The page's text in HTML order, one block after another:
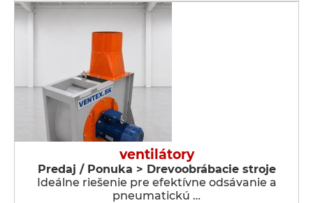
ventilátory
Predaj / Ponuka > Drevoobrábacie stroje
Ideálne riešenie pre efektívne odsávanie a
pneumatickú …